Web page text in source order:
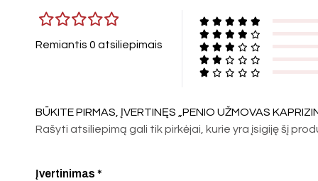
Remiantis 0 atsiliepimais
BŪKITE PIRMAS, ĮVERTINĘS „PENIO UŽMOVAS
Rašyti atsiliepimą gali tik pirkėjai, kurie yra įsigiję šį
Įvertinimas*